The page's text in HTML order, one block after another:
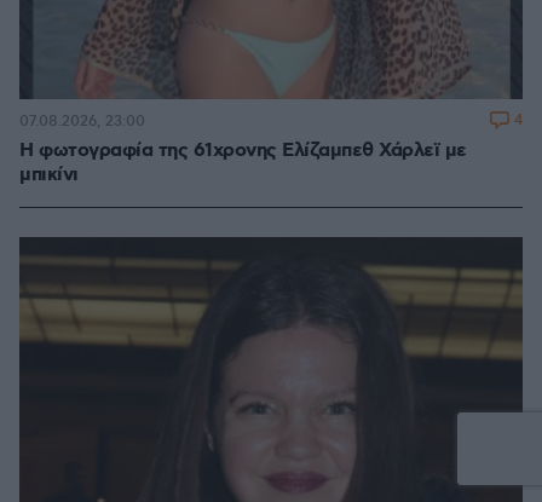
Η φωτογραφία της 61χρονης Ελίζαμπεθ Χάρλεϊ με
μπικίνι
07.08.2026, 23:00 4